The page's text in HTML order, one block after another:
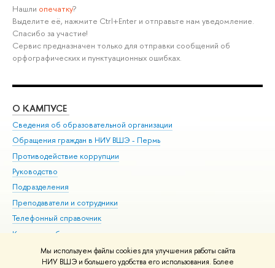
Мы используем файлы cookies для улучшения работы сайта
НИУ ВШЭ и большего удобства его использования. Более
Нашли опечатку?
Выделите её, нажмите Ctrl+Enter и отправьте нам уведомление.
Спасибо за участие!
Сервис предназначен только для отправки сообщений об
орфографических и пунктуационных ошибках.
О КАМПУСЕ
Сведения об образовательной организации
Обращения граждан в НИУ ВШЭ - Пермь
Противодействие коррупции
Руководство
Подразделения
Преподаватели и сотрудники
Телефонный справочник
Корпуса и общежития
ВШЭ для студентов с ограниченными возможностями
здоровья и инвалидностью